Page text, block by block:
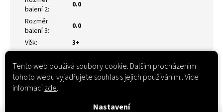
Tento web používá soubory cookie. Dalším procházením
tohoto webu vyjadřujete souhlas s jejich používáním.. Více
informacízde.
Nastavení
balení 2:
0.0
Rozměr
balení 3:
0.0
Věk: 3+